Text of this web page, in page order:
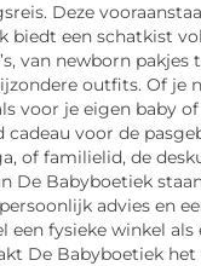
Deze
biedt een schatkist
van newborn pakjes
outfits. Of je
voor je eigen baby of
voor de
of familielid, de
De Babyboetiek
advies en
een fysieke winkel
De Babyboetiek het